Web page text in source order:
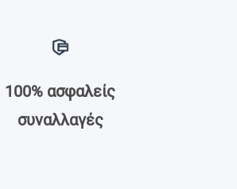
100% ασφαλείς
συναλλαγές